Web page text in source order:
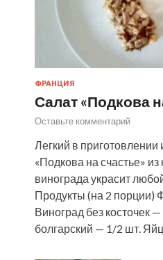
ФРАНЦИЯ
Салат «Подкова
Оставьте комментарий
Легкий в
«Подкова на счастье»
винограда украсит
Продукты (на 2 порции)
Виноград без косточек
болгарский — 1/2 шт.